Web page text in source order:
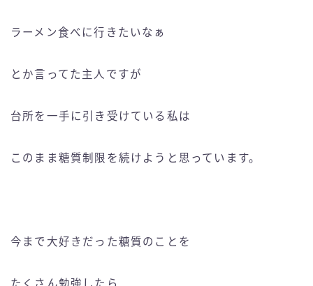
ラーメン食べに行きたいなぁ
とか言ってた主人ですが
台所を一手に引き受けている私は
このまま糖質制限を続けようと思っています。
今まで大好きだった糖質のことを